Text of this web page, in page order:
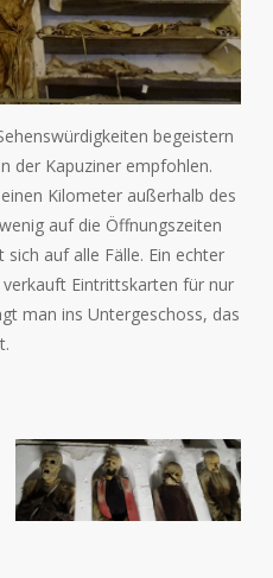
begeistern
der Kapuziner empfohlen.
Kilometer außerhalb des
auf die Öffnungszeiten
auf alle Fälle. Ein echter
Eintrittskarten für nur
man ins Untergeschoss, das